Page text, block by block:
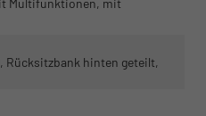
Multifunktionen, mit
Rücksitzbank hinten geteilt,